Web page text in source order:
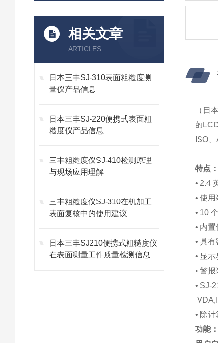
相关文章
ARTICLES
日本三丰SJ-310表面粗糙度测
量仪产品信息
日本三丰SJ-220便携式表面粗
糙度仪产品信息
三丰粗糙度仪SJ-410检测原理
与现场应用理解
三丰粗糙度仪SJ-310在机加工
表面复核中的使用建议
日本三丰SJ210便携式粗糙度仪
在表面测量工件质量检测信息
（日
的
ISO
特点
• 2.4
• 使
• 10
• 内
• 具
• 显
• 警
• SJ-
• 除
功能